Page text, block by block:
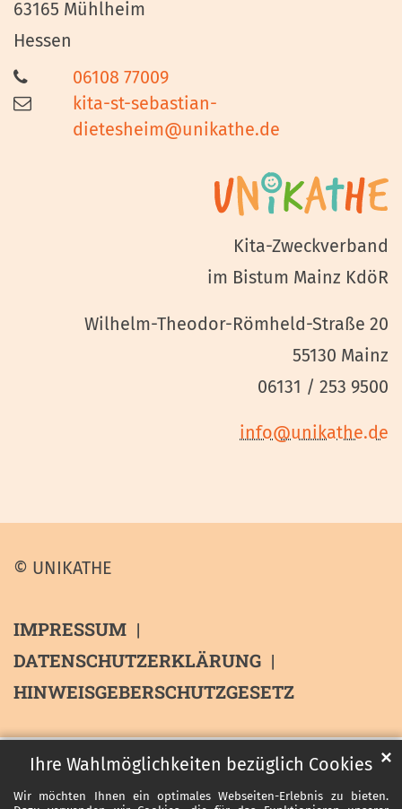
Ihre Wahlmöglichkeiten bezüglich Cookies
Wir möchten Ihnen ein optimales Webseiten-Erlebnis zu bieten.
✕
63165 Mühlheim
Hessen
06108 77009
kita-st-sebastian-
dietesheim@unikathe.de
Kita-Zweckverband
im Bistum Mainz KdöR
Wilhelm-Theodor-Römheld-Straße 20
55130 Mainz
06131 / 253 9500
info@unikathe.de
IMPRESSUM
DATENSCHUTZERKLÄRUNG
HINWEISGEBERSCHUTZGESETZ
© UNIKATHE